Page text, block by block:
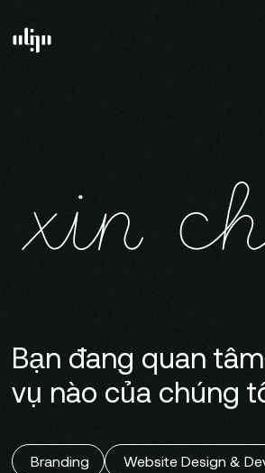
đầu
Bạn đang quan
vụ nào của chúng
Branding
Website Design &